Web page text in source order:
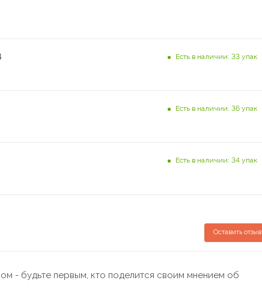
Есть в наличии: 33 упак
Есть в наличии: 36 упак
Есть в наличии: 34 упак
Оставить отзыв
- будьте первым, кто поделится своим мнением об